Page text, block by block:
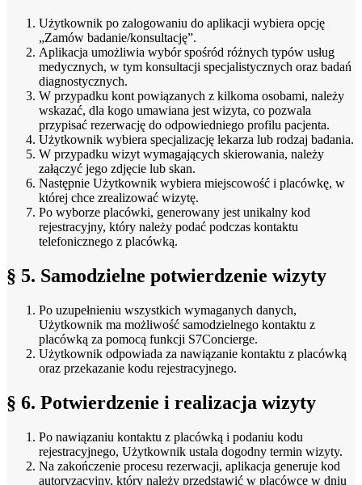
Użytkownik po zalogowaniu do aplikacji wybiera opcję
„Zamów badanie/konsultację”.
Aplikacja umożliwia wybór spośród różnych typów usług
medycznych, w tym konsultacji specjalistycznych oraz badań
diagnostycznych.
W przypadku kont powiązanych z kilkoma osobami, należy
wskazać, dla kogo umawiana jest wizyta, co pozwala
przypisać rezerwację do odpowiedniego profilu pacjenta.
Użytkownik wybiera specjalizację lekarza lub rodzaj badania.
W przypadku wizyt wymagających skierowania, należy
załączyć jego zdjęcie lub skan.
Następnie Użytkownik wybiera miejscowość i placówkę, w
której chce zrealizować wizytę.
Po wyborze placówki, generowany jest unikalny kod
rejestracyjny, który należy podać podczas kontaktu
telefonicznego z placówką.
§ 5. Samodzielne potwierdzenie wizyty
Po uzupełnieniu wszystkich wymaganych danych,
Użytkownik ma możliwość samodzielnego kontaktu z
placówką za pomocą funkcji S7Concierge.
Użytkownik odpowiada za nawiązanie kontaktu z placówką
oraz przekazanie kodu rejestracyjnego.
§ 6. Potwierdzenie i realizacja wizyty
Po nawiązaniu kontaktu z placówką i podaniu kodu
rejestracyjnego, Użytkownik ustala dogodny termin wizyty.
Na zakończenie procesu rezerwacji, aplikacja generuje kod
autoryzacyjny, który należy przedstawić w placówce w dniu